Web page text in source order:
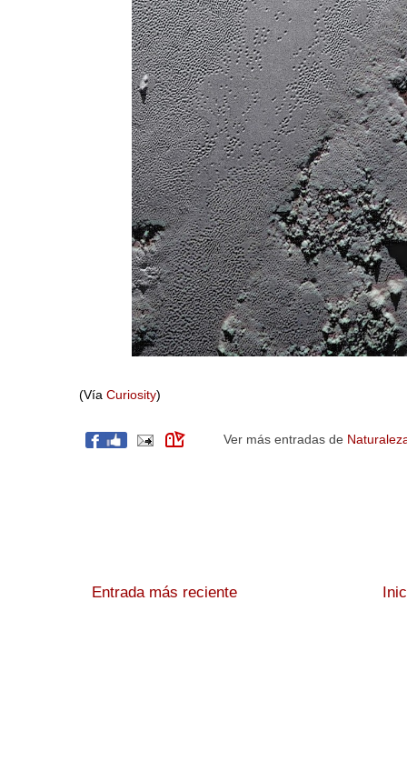
(Vía Curiosity)
Ver más entradas de
Entrada más reciente